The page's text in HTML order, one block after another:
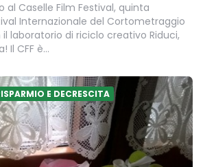
al Caselle Film Festival, quinta
Internazionale del Cortometraggio
il laboratorio di riciclo creativo Riduci,
Il CFF è…
E DECRESCITA